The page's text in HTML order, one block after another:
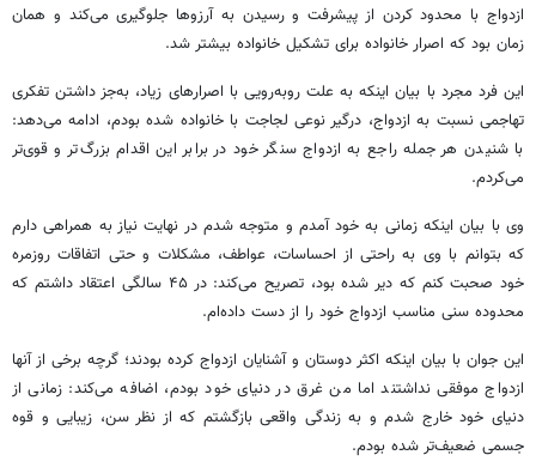
ازدواج با محدود کردن از پیشرفت و رسیدن به آرزوها جلوگیری می‌کند و همان
زمان بود که اصرار خانواده برای تشکیل خانواده بیشتر شد.
این فرد مجرد با بیان اینکه به علت روبه‌رویی با اصرارهای زیاد، به‌جز داشتن تفکری
تهاجمی نسبت به ازدواج، درگیر نوعی لجاجت با خانواده شده بودم، ادامه می‌دهد:
با شنیدن هر جمله راجع به ازدواج سنگر خود در برابر این اقدام بزرگ‌تر و قوی‌تر
می‌کردم.
وی با بیان اینکه زمانی به خود آمدم و متوجه شدم در نهایت نیاز به همراهی دارم
که بتوانم با وی به راحتی از احساسات، عواطف، مشکلات و حتی اتفاقات روزمره
خود صحبت کنم که دیر شده بود، تصریح می‌کند: در ۴۵ سالگی اعتقاد داشتم که
محدوده سنی مناسب ازدواج خود را از دست داده‌ام.
این جوان با بیان اینکه اکثر دوستان و آشنایان ازدواج کرده بودند؛ گرچه برخی از آنها
ازدواج موفقی نداشتند اما من غرق در دنیای خود بودم، اضافه می‌کند: زمانی از
دنیای خود خارج شدم و به زندگی واقعی بازگشتم که از نظر سن، زیبایی و قوه
جسمی ضعیف‌تر شده بودم.